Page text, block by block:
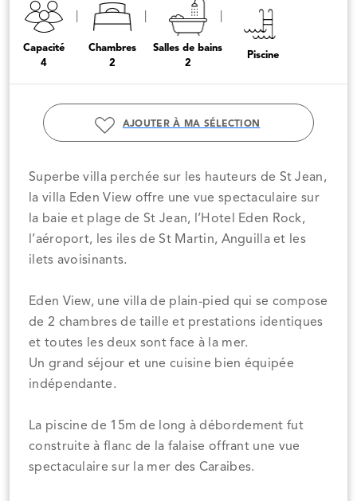
Capacité
4
Chambres
2
Salles de bains
2
Piscine
AJOUTER À MA SÉLECTION
Superbe villa perchée sur les hauteurs de St Jean,
la villa Eden View offre une vue spectaculaire sur
la baie et plage de St Jean, l’Hotel Eden Rock,
l’aéroport, les iles de St Martin, Anguilla et les
ilets avoisinants.
Eden View, une villa de plain-pied qui se compose
de 2 chambres de taille et prestations identiques
et toutes les deux sont face à la mer.
Un grand séjour et une cuisine bien équipée
indépendante.
La piscine de 15m de long à débordement fut
construite à flanc de la falaise offrant une vue
spectaculaire sur la mer des Caraibes.